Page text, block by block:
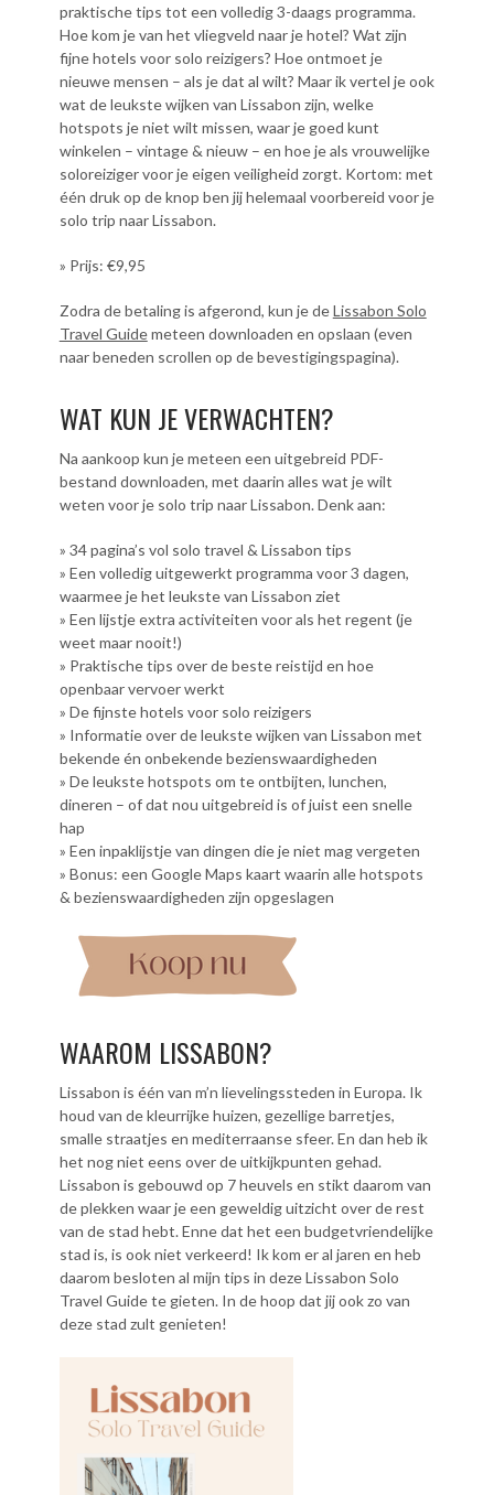
praktische tips tot een volledig 3-daags programma.
Hoe kom je van het vliegveld naar je hotel? Wat zijn
fijne hotels voor solo reizigers? Hoe ontmoet je
nieuwe mensen – als je dat al wilt? Maar ik vertel je ook
wat de leukste wijken van Lissabon zijn, welke
hotspots je niet wilt missen, waar je goed kunt
winkelen – vintage & nieuw – en hoe je als vrouwelijke
soloreiziger voor je eigen veiligheid zorgt. Kortom: met
één druk op de knop ben jij helemaal voorbereid voor je
solo trip naar Lissabon.
» Prijs: €9,95
Zodra de betaling is afgerond, kun je deLissabon Solo
Travel Guidemeteen downloaden en opslaan (even
naar beneden scrollen op de bevestigingspagina).
WAT KUN JE VERWACHTEN?
Na aankoop kun je meteen een uitgebreid PDF-
bestand downloaden, met daarin alles wat je wilt
weten voor je solo trip naar Lissabon. Denk aan:
» 34 pagina’s vol solo travel & Lissabon tips
» Een volledig uitgewerkt programma voor 3 dagen,
waarmee je het leukste van Lissabon ziet
» Een lijstje extra activiteiten voor als het regent (je
weet maar nooit!)
» Praktische tips over de beste reistijd en hoe
openbaar vervoer werkt
» De fijnste hotels voor solo reizigers
» Informatie over de leukste wijken van Lissabon met
bekende én onbekende bezienswaardigheden
» De leukste hotspots om te ontbijten, lunchen,
dineren – of dat nou uitgebreid is of juist een snelle
hap
» Een inpaklijstje van dingen die je niet mag vergeten
» Bonus: een Google Maps kaart waarin alle hotspots
& bezienswaardigheden zijn opgeslagen
WAAROM LISSABON?
Lissabon is één van m’n lievelingssteden in Europa. Ik
houd van de kleurrijke huizen, gezellige barretjes,
smalle straatjes en mediterraanse sfeer. En dan heb ik
het nog niet eens over de uitkijkpunten gehad.
Lissabon is gebouwd op 7 heuvels en stikt daarom van
de plekken waar je een geweldig uitzicht over de rest
van de stad hebt. Enne dat het een budgetvriendelijke
stad is, is ook niet verkeerd! Ik kom er al jaren en heb
daarom besloten al mijn tips in deze Lissabon Solo
Travel Guide te gieten. In de hoop dat jij ook zo van
deze stad zult genieten!